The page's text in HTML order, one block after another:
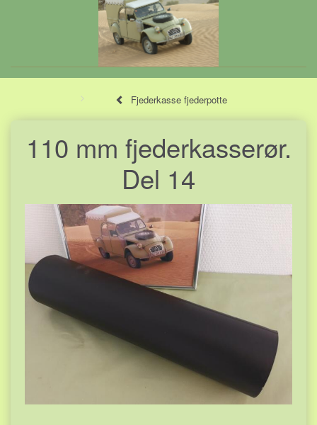
Fjederkasse fjederpotte
110 mm fjederkasserør.
Del 14